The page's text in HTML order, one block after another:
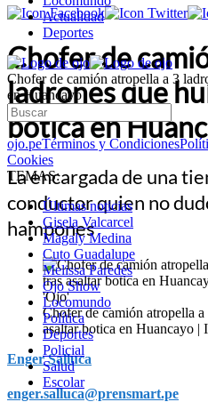
Actualidad
Deportes
Chofer de camión atropella a 3
en Huancayo
ojo.peTérminos y Condiciones
Cookies
TEMAS:
Últimas noticias
Gisela Valcarcel
Magaly Medina
Cuto Guadalupe
Melissa Paredes
Ojo Show
Locomundo
Política
Deportes
Policial
Salud
Escolar
Chofer de
ladrones que
botica en
La encargada de una
conductor quien no
hampones
Chofer de camión atropella
asaltar botica en Huancayo |
Enger Salluca
enger.salluca@prensmart.pe